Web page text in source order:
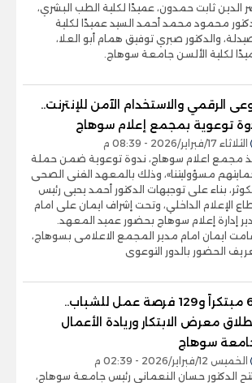
الدين ثابت حمدون، عميدًا لكلية الطب البشري،
محمود محمد أحمد السيد عميدًا لكلية
والدكتور صبري توفيق همام أبو العلا،
لكلية الألسن جامعة سوهاج.
الرقمي والاستخدام الآمن للإنترنت..
توعوية بمجمع إعلام سوهاج
الثلاثاء 17/فبراير/2026 - 08:39 م
مجمع اعلام سوهاج، ندوة توعوية ضمن حملة
مسؤوليتنا»، وذلك بالمعهد الفنى الصحى
بناء على توجيهات الدكتور أحمد يحيى رئيس
الإعلام الداخلي، وتحت إشراف ايمان على امام
إدارة إعلام سوهاج بحضور عميد المعهد.
ايمان امام مدير المجمع الاعلامى بسوهاج،
الحضور بالدور التوعوى
60 مبتكراً و129 فرصة عمل للشباب..
معرض الابتكار وريادة الأعمال
سوهاج
الخميس 12/فبراير/2026 - 02:39 م
الدكتور حسان النعماني رئيس جامعة سوهاج،